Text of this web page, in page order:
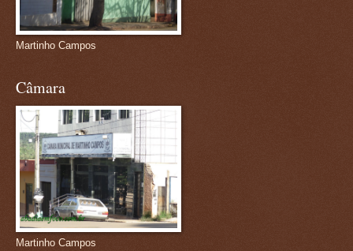
Martinho Campos
Câmara
Martinho Campos